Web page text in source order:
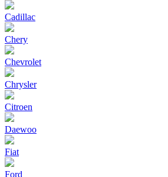
Cadillac
Chery
Chevrolet
Chrysler
Citroen
Daewoo
Fiat
Ford